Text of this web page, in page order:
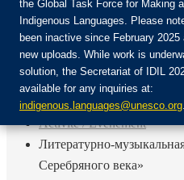
Login
FR
EN
ES
RU
Accueil
Activité / Événement
Литературно-
Серебряного века»
the Global Task Force for Making
Indigenous Languages. Please
been inactive since February
new uploads. While work is
solution, the Secretariat of IDIL
available for any inquiries at:
indigenous.languages@unesco.org.